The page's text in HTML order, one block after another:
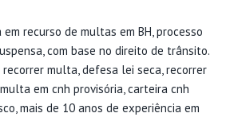
recurso de multas em BH, processo
com base no direito de trânsito.
recorrer multa, defesa lei seca, recorrer
em cnh provisória, carteira cnh
mais de 10 anos de experiência em